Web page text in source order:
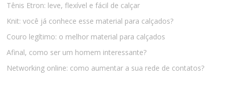
Tênis Etron: leve, flexível e fácil de calçar
Knit: você já conhece esse material para calçados?
Couro legítimo: o melhor material para calçados
Afinal, como ser um homem interessante?
Networking online: como aumentar a sua rede de contatos?